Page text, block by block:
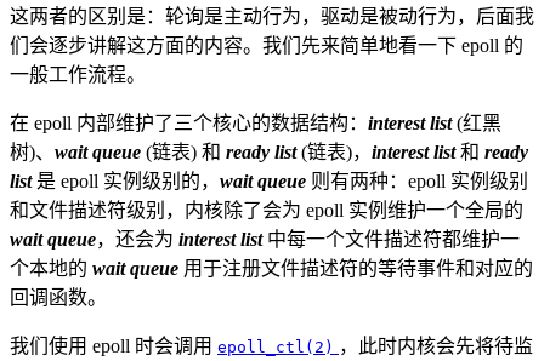
这两者的区别是：轮询是主动行为，驱动是被动行为，后面我
们会逐步讲解这方面的内容。我们先来简单地看一下 epoll 的
一般工作流程。
在 epoll 内部维护了三个核心的数据结构： interest list(红黑
树)、 wait queue (链表) 和 ready list(链表)， interest list和 ready
list是 epoll 实例级别的， wait queue 则有两种：epoll 实例级别
和文件描述符级别，内核除了会为 epoll 实例维护一个全局的
wait queue，还会为 interest list中每一个文件描述符都维护一
个本地的 wait queue 用于注册文件描述符的等待事件和对应的
回调函数。
我们使用 epoll 时会调用 epoll_ctl(2) ，此时内核会先将待监